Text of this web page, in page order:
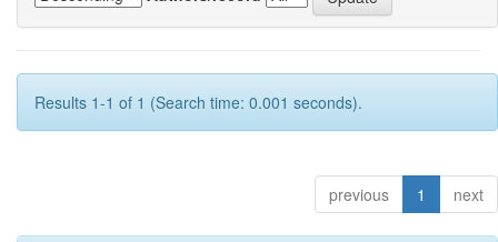
Results 1-1 of 1 (Search time: 0.001 seconds).
previous 1 next